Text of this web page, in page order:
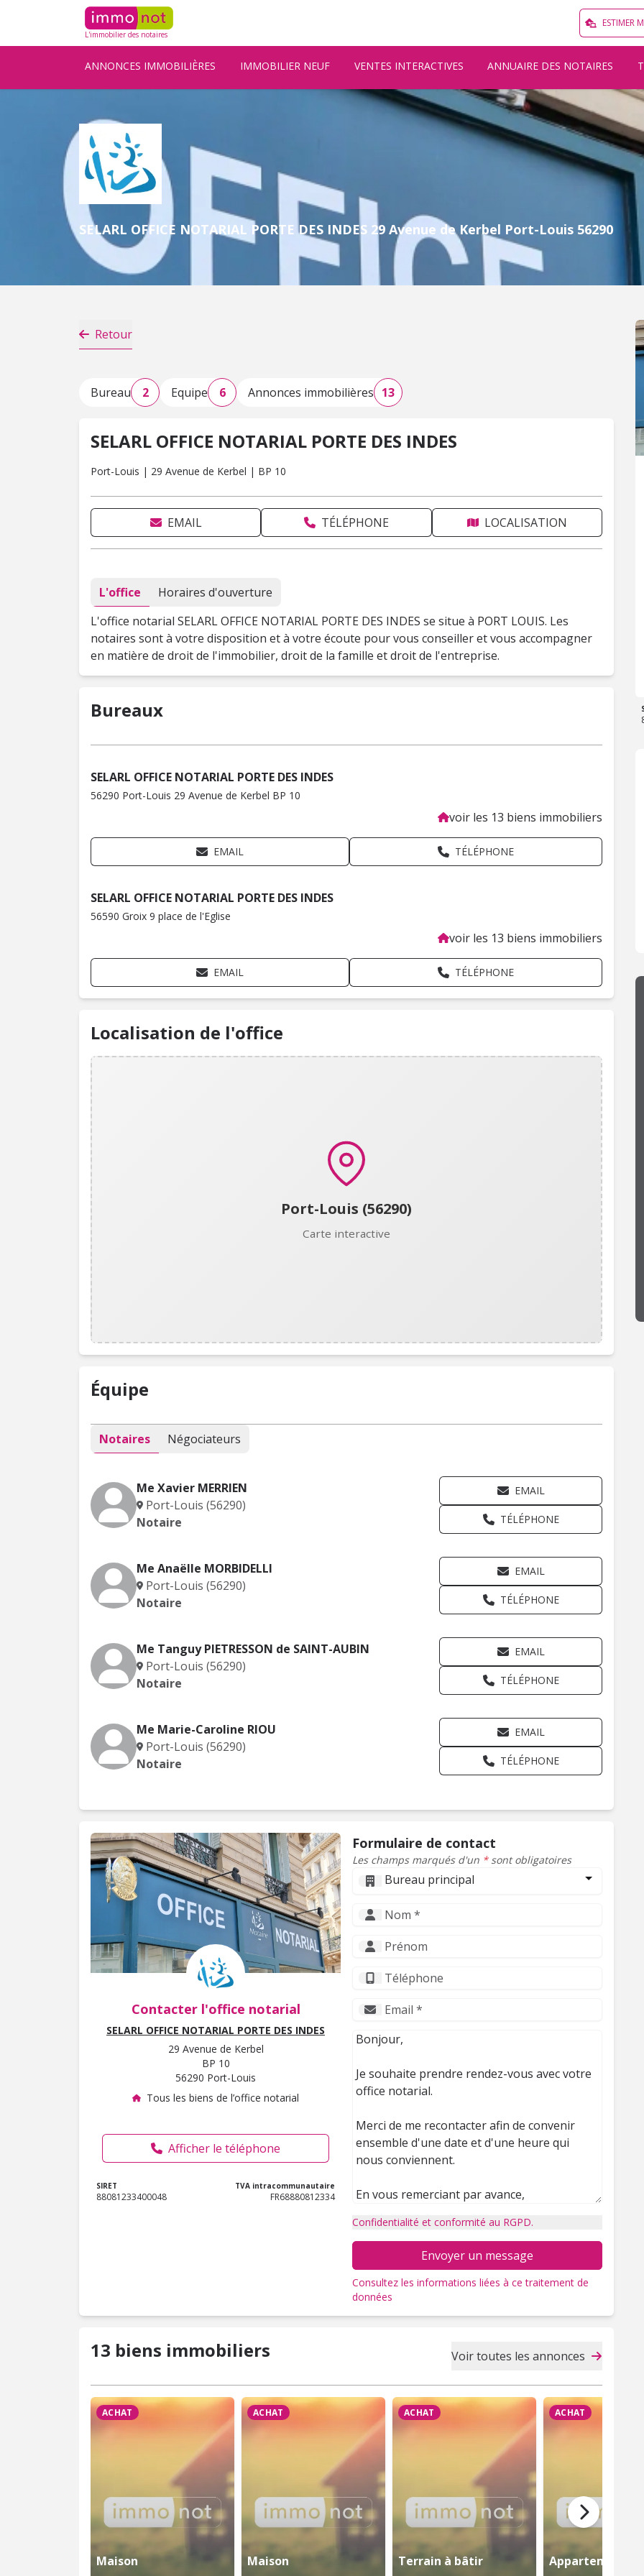
L'immobilier des notaires
ESTIMER
ANNONCES IMMOBILIÈRES IMMOBILIER NEUF VENTES INTERACTIVES ANNUAIRE DES NOTAIRES
SELARL OFFICE NOTARIAL PORTE DES INDES 29 Avenue de Kerbel Port-Louis 56290
Retour
Bureau 2 Equipe 6 Annonces immobilières 13
SELARL OFFICE NOTARIAL PORTE DES INDES
Port-Louis | 29 Avenue de Kerbel | BP 10
EMAIL TÉLÉPHONE LOCALISATION
L'office
Horaires d'ouverture
L'office notarial SELARL OFFICE NOTARIAL PORTE DES INDES se situe à PORT LOUIS. Les
notaires sont à votre disposition et à votre écoute pour vous conseiller et vous accompagner
en matière de droit de l'immobilier, droit de la famille et droit de l'entreprise.
Bureaux
SELARL OFFICE NOTARIAL PORTE DES INDES
56290 Port-Louis 29 Avenue de Kerbel BP 10
voir les 13 biens immobiliers
EMAIL TÉLÉPHONE
SELARL OFFICE NOTARIAL PORTE DES INDES
56590 Groix 9 place de l'Eglise
voir les 13 biens immobiliers
EMAIL TÉLÉPHONE
Localisation de l'office
Port-Louis (56290)
Carte interactive
Équipe
Notaires Négociateurs
Me Xavier MERRIEN
Port-Louis (56290)
Notaire
EMAIL
TÉLÉPHONE
Me Anaëlle MORBIDELLI
Port-Louis (56290)
Notaire
EMAIL
TÉLÉPHONE
Me Tanguy PIETRESSON de SAINT-AUBIN
Port-Louis (56290)
Notaire
EMAIL
TÉLÉPHONE
Me Marie-Caroline RIOU
Port-Louis (56290)
Notaire
EMAIL
TÉLÉPHONE
Contacter l'office notarial
SELARL OFFICE NOTARIAL PORTE DES INDES
29 Avenue de Kerbel
BP 10
56290 Port-Louis
Tous les biens de l’office notarial
Afficher le téléphone
SIRET
88081233400048
TVA intracommunautaire
FR68880812334
Formulaire de contact
Les champs marqués d'un *sont obligatoires
Bureau principal
Confidentialité et conformité au RGPD.
Envoyer un message
Consultez les informations liées à ce traitement de
données
13 biens immobiliers Voir toutes les annonces
ACHAT
Maison
ACHAT
Maison
ACHAT
Terrain à bâtir
ACHAT
Appartement